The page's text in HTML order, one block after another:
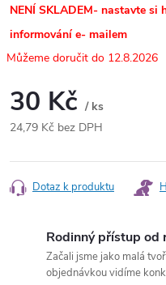
NENÍ SKLADEM- nastavte si
informování e- mailem
12.8.2026
30 Kč / ks
24,79 Kč bez DPH
cena:
Dotaz k produktu
Rodinný přístup od
Začali jsme jako malá
objednávkou vidíme